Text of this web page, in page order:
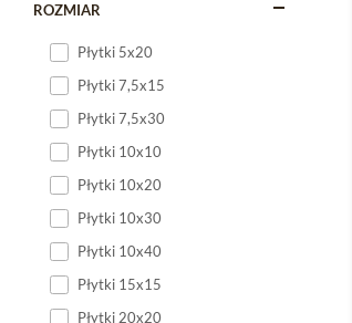
ROZMIAR
Płytki 5x20
Płytki 7,5x15
Płytki 7,5x30
Płytki 10x10
Płytki 10x20
Płytki 10x30
Płytki 10x40
Płytki 15x15
Płytki 20x20